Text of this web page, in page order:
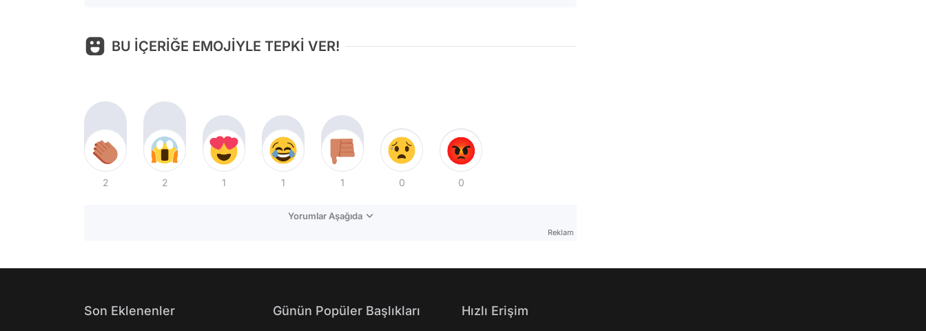
BU İÇERİĞE EMOJİYLE TEPKİ VER!
2 2 1 1 1 0 0
Yorumlar Aşağıda
Reklam
Son Eklenenler Günün Popüler Başlıkları Hızlı Erişim